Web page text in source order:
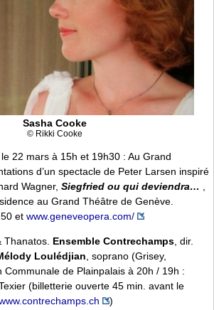
Sasha Cooke
© Rikki Cooke
22 mars à 15h et 19h30 : Au Grand
d’un spectacle de Peter Larsen inspiré
Wagner, Siegfried ou qui deviendra…
au Grand Théâtre de Genève.
et www.geneveopera.com/
Thanatos. Ensemble Contrechamps, dir.
Loulédjian, soprano (Grisey,
Communale de Plainpalais à 20h / 19h :
(billetterie ouverte 45 min. avant le
)